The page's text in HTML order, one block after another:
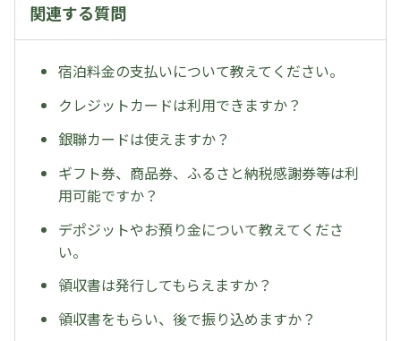
関連する質問
宿泊料金の支払いについて教えてください。
クレジットカードは利用できますか？
銀聯カードは使えますか？
ギフト券、商品券、ふるさと納税感謝券等は利
用可能ですか？
デポジットやお預り金について教えてくださ
い。
領収書は発行してもらえますか？
領収書をもらい、後で振り込めますか？